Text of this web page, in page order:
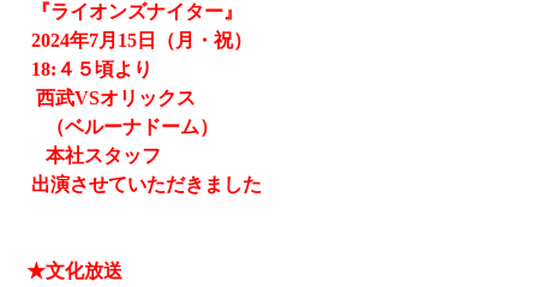
『ライオンズナイター』
2024年7月15日（月・祝）
18:４５頃より
西武VSオリックス
（ベルーナドーム）
本社スタッフ
出演させていただきました
★文化放送